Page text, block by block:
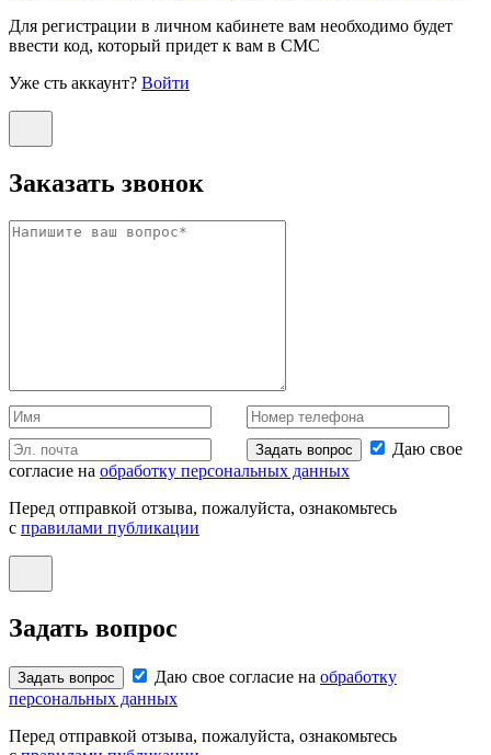
Для регистрации в личном кабинете вам необходимо будет
ввести код, который придет к вам в СМС
Уже сть аккаунт? Войти
Заказать звонок
Задать вопрос
Даю свое
согласие на обработку персональных данных
Перед отправкой отзыва, пожалуйста, ознакомьтесь
с правилами публикации
Задать вопрос
Задать вопрос Даю свое согласие на обработку
персональных данных
Перед отправкой отзыва, пожалуйста, ознакомьтесь